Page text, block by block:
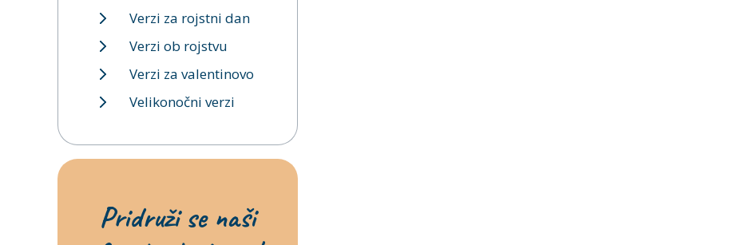
Verzi za rojstni dan
Verzi ob rojstvu
Verzi za valentinovo
Velikonočni verzi
Pridruži se naši